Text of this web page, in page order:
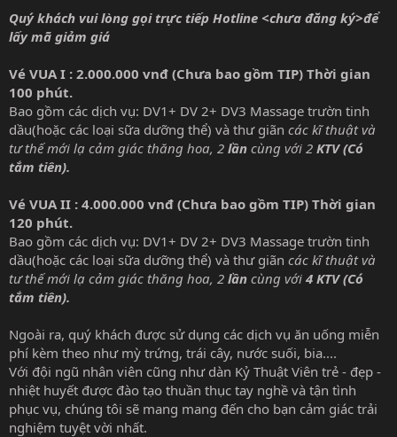
Quý khách vui lòng gọi trực tiếp Hotline <chưa đăng ký>để
lấy mã giảm giá
Vé VUA I : 2.000.000 vnđ (Chưa bao gồm TIP) Thời gian
100 phút.
Bao gồm các dịch vụ: DV1+ DV 2+ DV3 Massage trườn tinh
dầu(hoặc các loại sữa dưỡng thể) và thư giãn các kĩ thuật và
tư thế mới lạ cảm giác thăng hoa, 2 lần cùng với 2 KTV(Có
tắm tiên).
Vé VUA II : 4.000.000 vnđ (Chưa bao gồm TIP) Thời gian
120 phút.
Bao gồm các dịch vụ: DV1+ DV 2+ DV3 Massage trườn tinh
dầu(hoặc các loại sữa dưỡng thể) và thư giãn các kĩ thuật và
tư thế mới lạ cảm giác thăng hoa, 2 lần cùng với 4 KTV(Có
tắm tiên).
Ngoài ra, quý khách được sử dụng các dịch vụ ăn uống miễn
phí kèm theo như mỳ trứng, trái cây, nước suối, bia....
Với đội ngũ nhân viên cũng như dàn Kỷ Thuật Viên trẻ - đẹp -
nhiệt huyết được đào tạo thuần thục tay nghề và tận tình
phục vụ, chúng tôi sẽ mang mang đến cho bạn cảm giác trải
nghiệm tuyệt vời nhất.